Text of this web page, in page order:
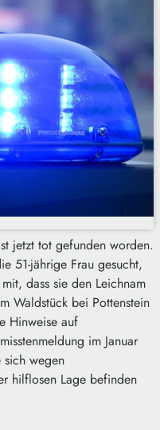
jetzt tot gefunden worden.
51-jährige Frau gesucht,
dass sie den Leichnam
Waldstück bei Pottenstein
Hinweise auf
im Januar
sich wegen
hilflosen Lage befinden